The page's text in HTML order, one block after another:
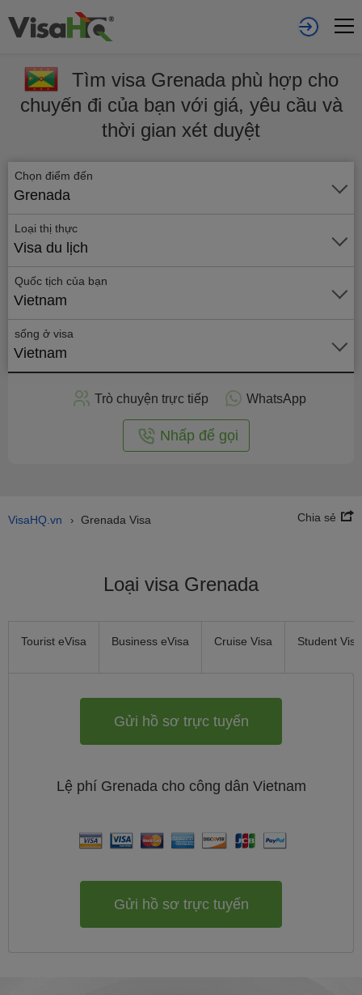
Tìm visa Grenada phù hợp cho
chuyến đi của bạn với giá, yêu cầu và
thời gian xét duyệt
Chọn điểm đến
Grenada
Loại thị thực
Visa du lịch
Quốc tịch của bạn
Vietnam
sống ở visa
Vietnam
Gửi
hồ
Trò chuyện trực tiếp WhatsApp
Nhấp để gọi
VisaHQ.vn › Grenada Visa Chia sẻ
Loại visa Grenada
Tourist eVisa Business eVisa Cruise Visa Student Visa
Gửi hồ sơ trực tuyến
Lệ phí Grenada cho công dân Vietnam
Gửi hồ sơ trực tuyến